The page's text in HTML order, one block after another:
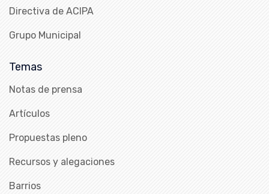
Directiva de ACIPA
Grupo Municipal
Temas
Notas de prensa
Artículos
Propuestas pleno
Recursos y alegaciones
Barrios